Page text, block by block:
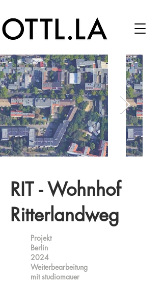
RIT - Wohnhof
Ritterlandweg
Projekt
Berlin
2024
Weiterbearbeitung
mit studiomauer